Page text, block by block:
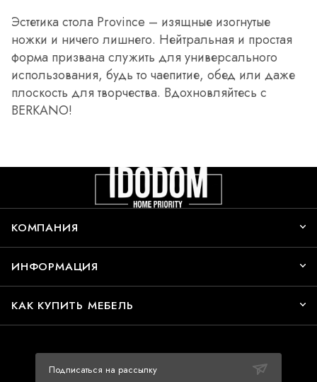
Эстетика стола Province – изящные изогнутые
ножки и ничего лишнего. Нейтральная и простая
форма призвана служить для универсального
использования, будь то чаепитие, обед или даже
плоскость для творчества. Вдохновляйтесь с
BERKANO!
КОМПАНИЯ
ИНФОРМАЦИЯ
КАК КУПИТЬ МЕБЕЛЬ
Подписаться на рассылку